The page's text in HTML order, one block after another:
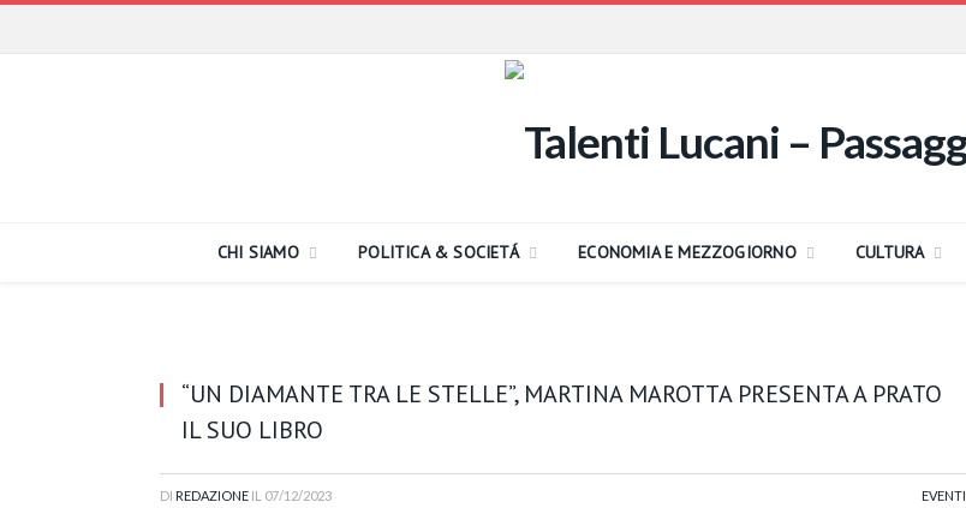
CHI SIAMO POLITICA & SOCIETÁ ECONOMIA E MEZZOGIORNO CULTURA
“UN DIAMANTE TRA LE STELLE”, MARTINA MAROTTA PRESENTA A PRATO
IL SUO LIBRO
DI REDAZIONE IL 07/12/2023 EVENTI